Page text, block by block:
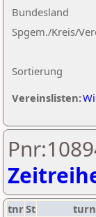
Sortierung
Bundesland
Spgem./Kreis/
Vereinslisten:
tnrSt